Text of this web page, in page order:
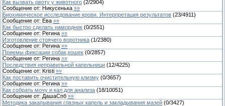
Как вызвать рвоту у животного (2/2904)
Сообщение от: Никусенька »»
Биохимическое исследование крови. Интерпретация результатов (23/4911)
Сообщение от: Ева »»
Как быстро сделать намордник (0/2551)
Сообщение от: Регина »»
Изготовление стоячего воротника (1/2380)
Сообщение от: Регина »»
Приемы фиксации собак,кошек (0/2857)
Сообщение от: Регина »»
Последствия неправильной капельници (12/4225)
Сообщение от: Kristi »»
Как поставить очистительную клизму (0/3657)
Сообщение от: Регина »»
Как собрать мочу и кал для анализа (18/10051)
Сообщение от: ДашаСпб »»
Методика закапывания глазных капель и закладывания мазей (0/3427)